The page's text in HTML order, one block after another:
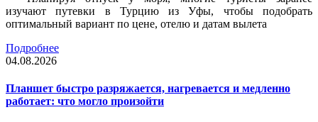
изучают путевки в Турцию из Уфы, чтобы подобрать
оптимальный вариант по цене, отелю и датам вылета
Подробнее
04.08.2026
Планшет быстро разряжается, нагревается и медленно
работает: что могло произойти